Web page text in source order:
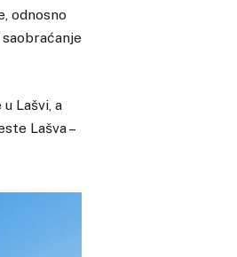
odnosno
Lašvi, a
Lašva –